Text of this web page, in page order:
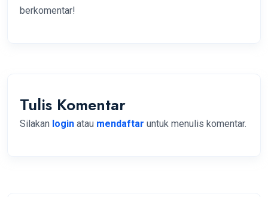
berkomentar!
Tulis Komentar
Silakan login atau mendaftar untuk menulis komentar.